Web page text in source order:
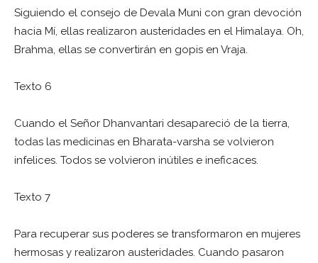
Siguiendo el consejo de Devala Muni con gran devoción
hacia Mí, ellas realizaron austeridades en el Himalaya. Oh,
Brahma, ellas se convertirán en gopis en Vraja.
Texto 6
Cuando el Señor Dhanvantari desapareció de la tierra,
todas las medicinas en Bharata-varsha se volvieron
infelices. Todos se volvieron inútiles e ineficaces.
Texto 7
Para recuperar sus poderes se transformaron en mujeres
hermosas y realizaron austeridades. Cuando pasaron